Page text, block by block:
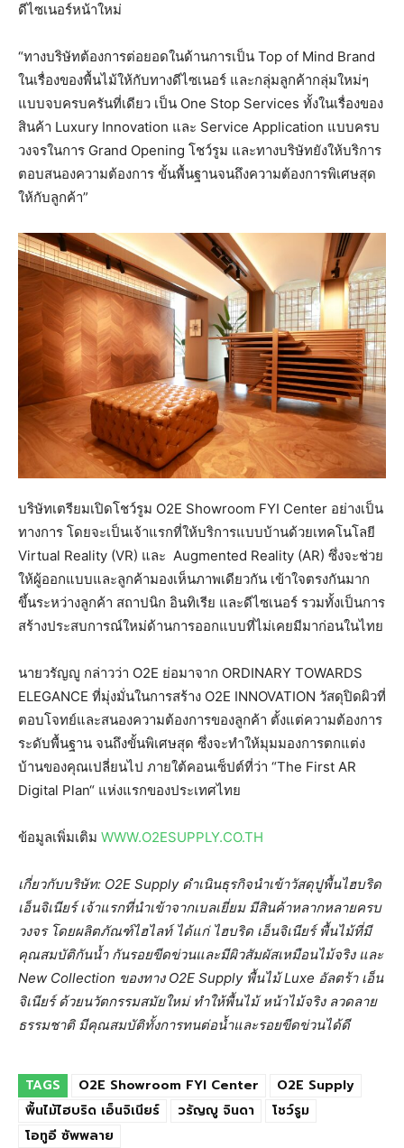
ดีไซเนอร์หน้าใหม่
“ทางบริษัทต้องการต่อยอดในด้านการเป็น Top of Mind Brand
ในเรื่องของพื้นไม้ให้กับทางดีไซเนอร์ และกลุ่มลูกค้ากลุ่มใหม่ๆ
แบบจบครบครันที่เดียว เป็น One Stop Services ทั้งในเรื่องของ
สินค้า Luxury Innovation และ Service Application แบบครบ
วงจรในการ Grand Opening โชว์รูม และทางบริษัทยังให้บริการ
ตอบสนองความต้องการ ขั้นพื้นฐานจนถึงความต้องการพิเศษสุด
ให้กับลูกค้า”
บริษัทเตรียมเปิดโชว์รูม O2E Showroom FYI Center อย่างเป็น
ทางการ โดยจะเป็นเจ้าแรกที่ให้บริการแบบบ้านด้วยเทคโนโลยี
Virtual Reality (VR) และ Augmented Reality (AR) ซึ่งจะช่วย
ให้ผู้ออกแบบและลูกค้ามองเห็นภาพเดียวกัน เข้าใจตรงกันมาก
ขึ้นระหว่างลูกค้า สถาปนิก อินทิเรีย และดีไซเนอร์ รวมทั้งเป็นการ
สร้างประสบการณ์ใหม่ด้านการออกแบบที่ไม่เคยมีมาก่อนในไทย
นายวรัญญู กล่าวว่า O2E ย่อมาจาก ORDINARY TOWARDS
ELEGANCE ที่มุ่งมั่นในการสร้าง O2E INNOVATION วัสดุปิดผิวที่
ตอบโจทย์และสนองความต้องการของลูกค้า ตั้งแต่ความต้องการ
ระดับพื้นฐาน จนถึงขั้นพิเศษสุด ซึ่งจะทำให้มุมมองการตกแต่ง
บ้านของคุณเปลี่ยนไป ภายใต้คอนเซ็ปต์ที่ว่า “The First AR
Digital Plan“ แห่งแรกของประเทศไทย
ข้อมูลเพิ่มเติม WWW.O2ESUPPLY.CO.TH
เกี่ยวกับบริษัท: O2E Supply ดำเนินธุรกิจนำเข้าวัสดุปูพื้นไฮบริด
เอ็นจิเนียร์ เจ้าแรกที่นำเข้าจากเบลเยี่ยม มีสินค้าหลากหลายครบ
วงจร โดยผลิตภัณฑ์ไฮไลท์ ได้แก่ ไฮบริด เอ็นจิเนียร์ พื้นไม้ที่มี
คุณสมบัติกันน้ำ กันรอยขีดข่วนและมีผิวสัมผัสเหมือนไม้จริง และ
New Collection ของทาง O2E Supply พื้นไม้ Luxe อัลตร้า เอ็น
จิเนียร์ ด้วยนวัตกรรมสมัยใหม่ ทำให้พื้นไม้ หน้าไม้จริง ลวดลาย
ธรรมชาติ มีคุณสมบัติทั้งการทนต่อน้ำและรอยขีดข่วนได้ดี
TAGS O2E Showroom FYI Center
O2E Supply
พื้นไม้ไฮบริด เอ็นจิเนียร์
วรัญญู จินดา
โชว์รูม
โอทูอี ซัพพลาย